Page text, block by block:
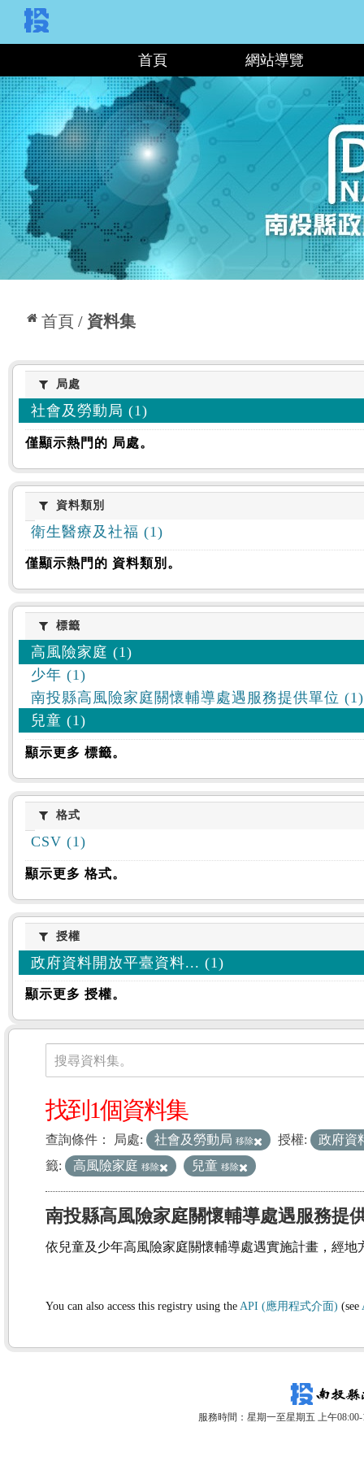
首頁 網站導覽
首頁 資料集
:::
局處局處
社會及勞動局 (1)
僅顯示熱門的 局處。
資料類別
資料類別
衛生醫療及社福 (1)
僅顯示熱門的 資料類別。
標籤標籤
高風險家庭 (1)
少年 (1)
南投縣高風險家庭關懷輔導處遇服務提供單位 (1)
兒童 (1)
顯示更多 標籤。
格式格式
CSV (1)
顯示更多 格式。
授權授權
政府資料開放平臺資料... (1)
顯示更多 授權。
資料集
搜尋資料集。
找到1個資料集
查詢條件： 局處: 社會及勞動局 移除 授權:
政府資
籤:
高風險家庭 移除 兒童 移除
南投縣高風險家庭關懷輔導處遇服務提
依兒童及少年高風險家庭關懷輔導處遇實施計畫，經地
You can also access this registry using the API (應用程式介面) (see
服務時間：星期一至星期五 上午